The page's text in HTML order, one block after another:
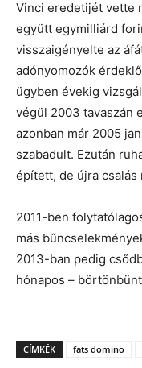
Vinci eredetijét vette
együtt egymilliárd
visszaigényelte az
adónyomozók
ügyben évekig
végül 2003 tavaszán
azonban már 2005
szabadult. Ezután
épített, de újra
2011-ben
más
2013-ban pedig
hónapos –
CÍMKÉK fats domino